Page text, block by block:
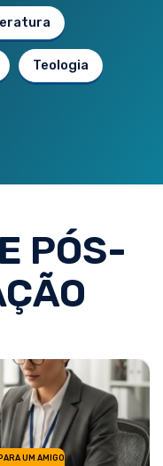
Teologia
PÓS-
UM AMIGO